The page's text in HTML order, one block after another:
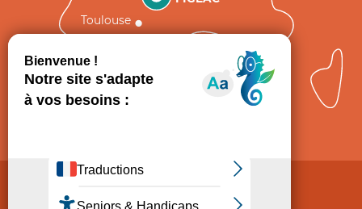
Toulouse
Politique de Protection des données